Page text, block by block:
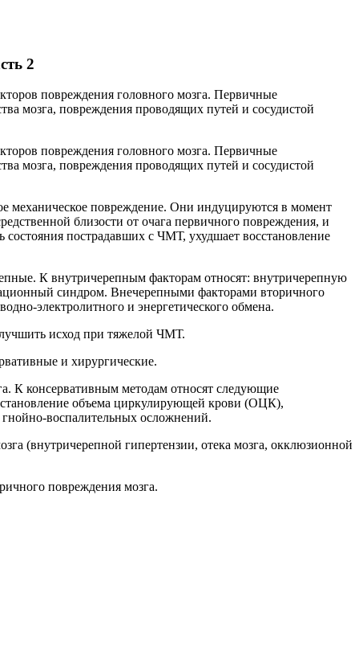
2
повреждения головного мозга. Первичные
мозга, повреждения проводящих путей и сосудистой
повреждения головного мозга. Первичные
мозга, повреждения проводящих путей и сосудистой
механическое повреждение. Они индуцируются в момент
близости от очага первичного повреждения, и
состояния пострадавших с ЧМТ, ухудшает восстановление
К внутричерепным факторам относят: внутричерепную
синдром. Внечерепными факторами вторичного
электролитного и энергетического обмена.
исход при тяжелой ЧМТ.
и хирургические.
К консервативным методам относят следующие
объема циркулирующей крови (ОЦК),
воспалительных осложнений.
(внутричерепной гипертензии, отека мозга, окклюзионной
повреждения мозга.